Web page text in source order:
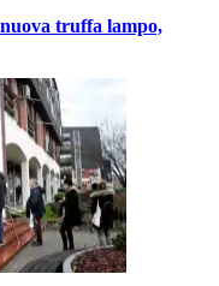
truffa lampo,